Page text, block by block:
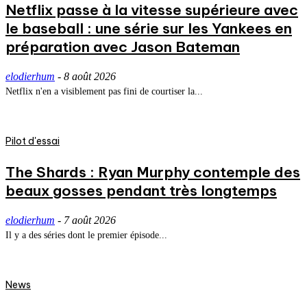
Netflix passe à la vitesse supérieure avec
le baseball : une série sur les Yankees en
préparation avec Jason Bateman
elodierhum - 8 août 2026
Netflix n'en a visiblement pas fini de courtiser la...
Pilot d'essai
The Shards : Ryan Murphy contemple des
beaux gosses pendant très longtemps
elodierhum - 7 août 2026
Il y a des séries dont le premier épisode...
News